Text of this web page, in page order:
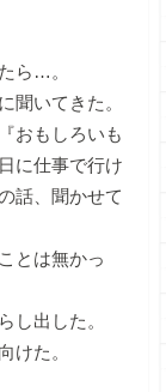
ら…。
聞いてきた。
おもしろいも
に仕事で行け
話、聞かせて
とは無かっ
し出した。
けた。